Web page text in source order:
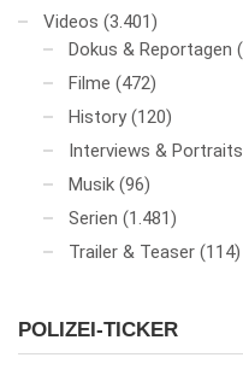
Videos (3.401)
Dokus & Reportagen
Filme (472)
History (120)
Interviews & Portraits
Musik (96)
Serien (1.481)
Trailer & Teaser (114)
POLIZEI-TICKER